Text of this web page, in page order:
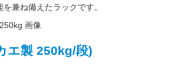
を兼ね備えたラックです。
エ製 250kg/段)